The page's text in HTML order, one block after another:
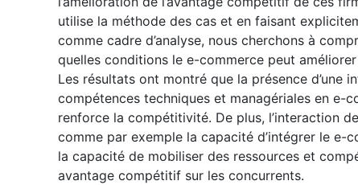
utilise la méthode des cas et en faisant
comme cadre d’analyse, nous cherchons à
quelles conditions le e-commerce peut
Les résultats ont montré que la présence d’une
compétences techniques et managériales en e-
renforce la compétitivité. De plus, l’interaction
comme par exemple la capacité d’intégrer le e-
la capacité de mobiliser des ressources et
avantage compétitif sur les concurrents.